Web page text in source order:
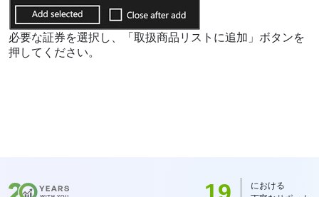
必要な証券を選択し、「取扱商品リストに追加」ボタンを
押してください。
における